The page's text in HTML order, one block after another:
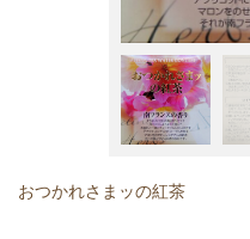
おつかれさまッの紅茶